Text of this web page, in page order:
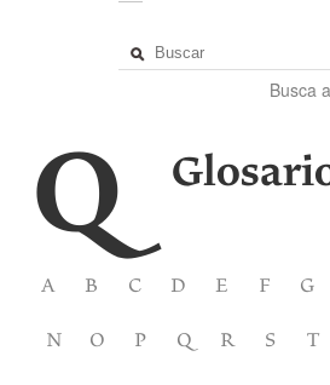
Busca
Q
A B C D E F G
N O P Q R S T